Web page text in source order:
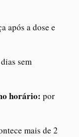
após a dose e
sem
horário: por
mais de 2